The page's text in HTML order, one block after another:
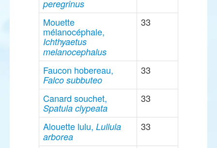
peregrinus
Mouette
mélanocéphale,
Ichthyaetus
melanocephalus
33
Faucon hobereau,
Falco subbuteo
33
Canard souchet,
Spatula clypeata
33
Alouette lulu, Lullula
arborea
33